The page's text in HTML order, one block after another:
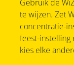
Gebruik de
te wijzen. Zet
concentratie-
feest-instelling
kies elke